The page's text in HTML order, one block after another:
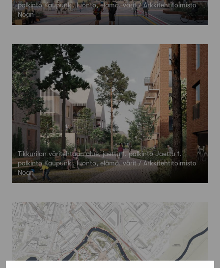
palkinto Kaupunki, luonto, elämä, värit / Arkkitehtitoimisto
Noan
Tikkurilan väritehtaan alue, jaettu 1. palkinto Jaettu 1.
palkinto Kaupunki, luonto, elämä, värit / Arkkitehtitoimisto
Noan